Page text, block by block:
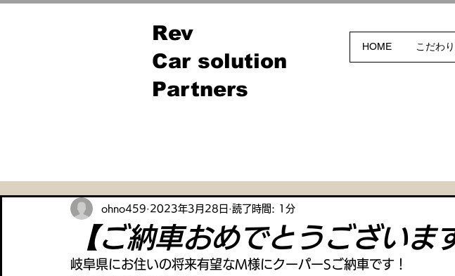
Rev
Car solution
Partners
HOME こだわり
【ご納車おめでとうございま
ohno459 2023年3月28日 読了時間: 1分
岐阜県にお住いの将来有望なM様にクーパーSご納車です！